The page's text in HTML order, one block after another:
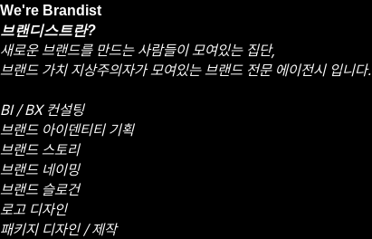
We're Brandist
브랜디스트란?
새로운 브랜드를 만드는 사람들이 모여있는 집단,
브랜드 가치 지상주의자가 모여있는 브랜드 전문 에이전시 입니다.
BI / BX 컨설팅
브랜드 아이덴티티 기획
브랜드 스토리
브랜드 네이밍
브랜드 슬로건
로고 디자인
패키지 디자인 / 제작